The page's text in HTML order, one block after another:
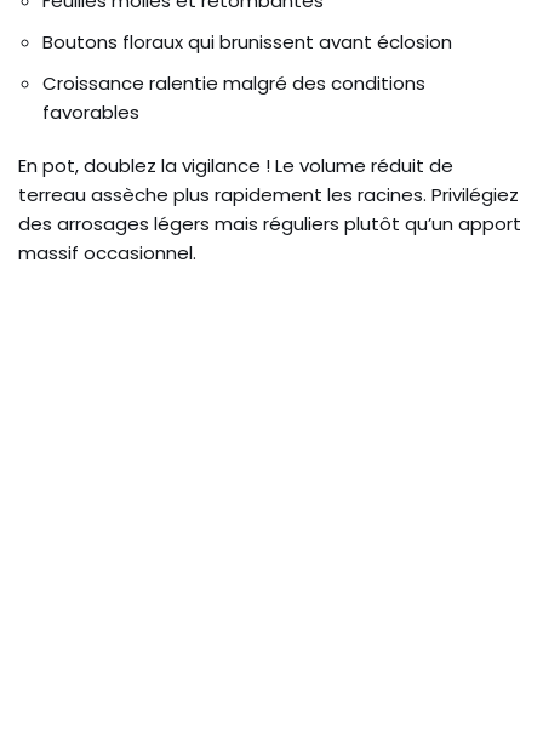
Boutons floraux qui brunissent avant éclosion
Croissance ralentie malgré des conditions
favorables
En pot, doublez la vigilance ! Le volume réduit de
terreau assèche plus rapidement les racines. Privilégiez
des arrosages légers mais réguliers plutôt qu’un apport
massif occasionnel.